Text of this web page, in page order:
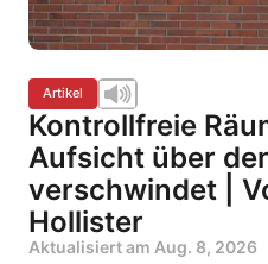
Artikel
Kontrollfreie
Aufsicht über
verschwindet |
Hollister
Aktualisiert am Aug. 8, 2026